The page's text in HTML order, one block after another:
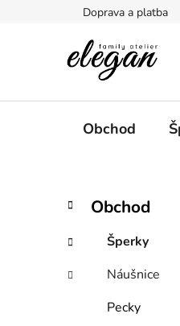
Doprava a platba
Obchod
P
s
r
Přeskočit
kategorie
K
a
e
g
o
Obchod
Šperky
Náušnice
Pecky